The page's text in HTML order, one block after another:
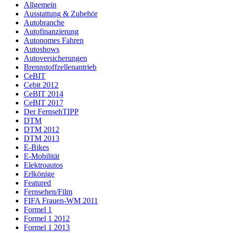
Allgemein
Ausstattung & Zubehör
Autobranche
Autofinanzierung
Autonomes Fahren
Autoshows
Autoversicherungen
Brennstoffzellenantrieb
CeBIT
Cebit 2012
CeBIT 2014
CeBIT 2017
Der FernsehTIPP
DTM
DTM 2012
DTM 2013
E-Bikes
E-Mobilität
Elektroautos
Erlkönige
Featured
Fernsehen/Film
FIFA Frauen-WM 2011
Formel 1
Formel 1 2012
Formel 1 2013